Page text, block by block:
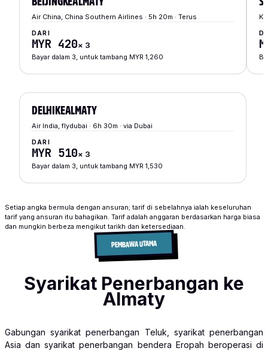
Air China, China Southern Airlines · 5h 20m · Terus
DARI
MYR 420× 3
Bayar dalam 3, untuk tambang MYR 1,260
DELHI KEALMATY
Air India, flydubai · 6h 30m · via Dubai
DARI
MYR 510× 3
Bayar dalam 3, untuk tambang MYR 1,530
Setiap angka bermula dengan ansuran; tarif di sebelahnya ialah keseluruhan
tarif yang ansuran itu bahagikan. Tarif adalah anggaran berdasarkan harga biasa
dan mungkin berbeza mengikut tarikh dan ketersediaan.
PEMBAWA UTAMA
Syarikat Penerbangan ke
Almaty
Gabungan syarikat penerbangan Teluk, syarikat penerbangan
Asia dan syarikat penerbangan bendera Eropah beroperasi di